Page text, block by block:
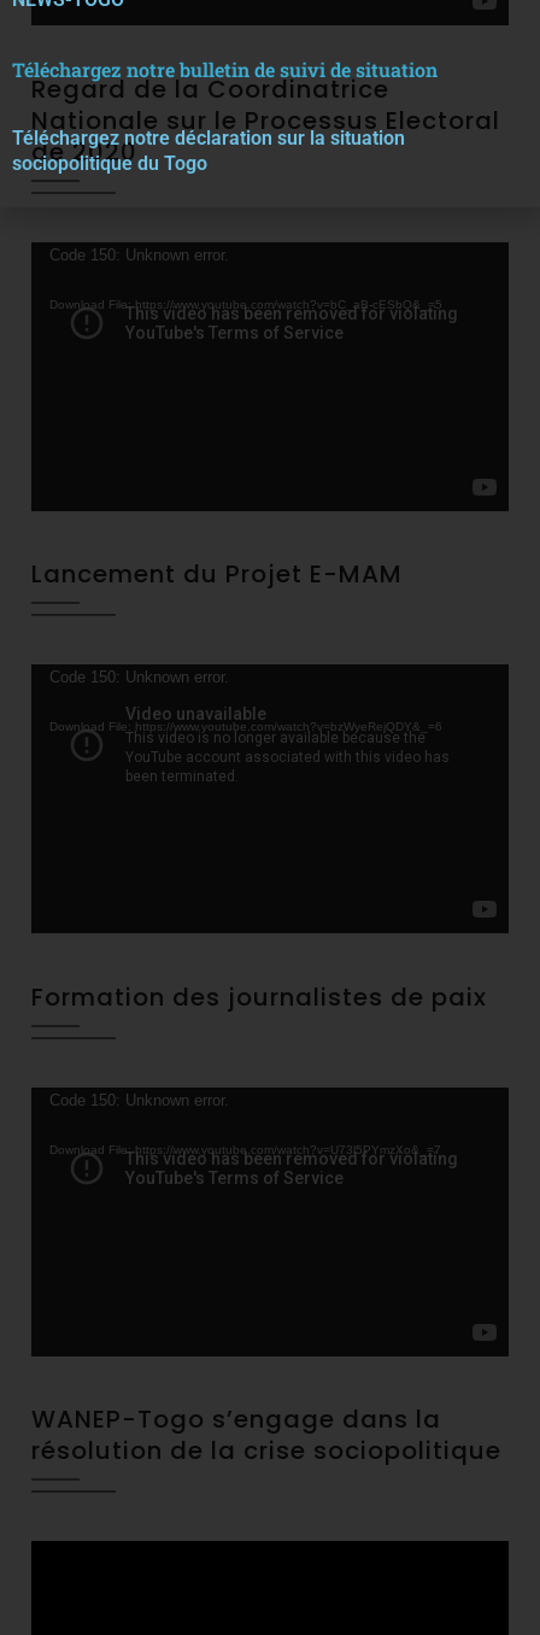
Regard de la Coordinatrice
Nationale sur le Processus Electoral
de 2020
Video
Code 150: Unknown error.
Download File: https://www.youtube.com/watch?v=bC_aB-cESbQ&_=5
Lancement du Projet E-MAM
Video
Code 150: Unknown error.
Download File: https://www.youtube.com/watch?v=bzWyeRejQDY&_=6
Formation des journalistes de paix
Video
Code 150: Unknown error.
Download File: https://www.youtube.com/watch?v=U73l5PYmzXo&_=7
WANEP-Togo s’engage dans la
résolution de la crise sociopolitique
Téléchargez notre bulletin de suivi de situation
Téléchargez notre déclaration sur la situation
sociopolitique du Togo